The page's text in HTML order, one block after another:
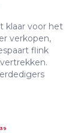
klaar voor het
verkopen,
flink